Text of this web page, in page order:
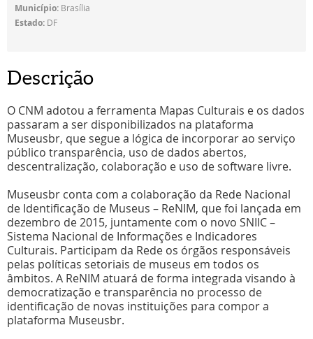
Município: Brasília
Estado: DF
Descrição
O CNM adotou a ferramenta Mapas Culturais e os dados
passaram a ser disponibilizados na plataforma
Museusbr, que segue a lógica de incorporar ao serviço
público transparência, uso de dados abertos,
descentralização, colaboração e uso de software livre.
Museusbr conta com a colaboração da Rede Nacional
de Identificação de Museus – ReNIM, que foi lançada em
dezembro de 2015, juntamente com o novo SNIIC –
Sistema Nacional de Informações e Indicadores
Culturais. Participam da Rede os órgãos responsáveis
pelas políticas setoriais de museus em todos os
âmbitos. A ReNIM atuará de forma integrada visando à
democratização e transparência no processo de
identificação de novas instituições para compor a
plataforma Museusbr.